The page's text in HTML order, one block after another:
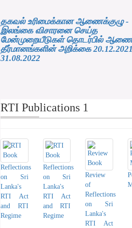
தகவல் உரிமைக்கான ஆணைக்குழு -
இலங்கை விசாரனை செய்த
மேன்முறையீடுகள் தொடர்பில்
தீர்மானங்களின் அறிக்கை
31.08.2022
RTI Publications 1
Reflections
on Sri
Lanka's
RTI Act
and RTI
Regime
Reflections
on Sri
Lanka's
RTI Act
and RTI
Regime
Review
of
Reflections
on Sri
Lanka's
RTI Act